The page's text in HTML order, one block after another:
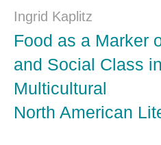
Ingrid Kaplitz
Food as a Marker
and Social Class
Multicultural
North American